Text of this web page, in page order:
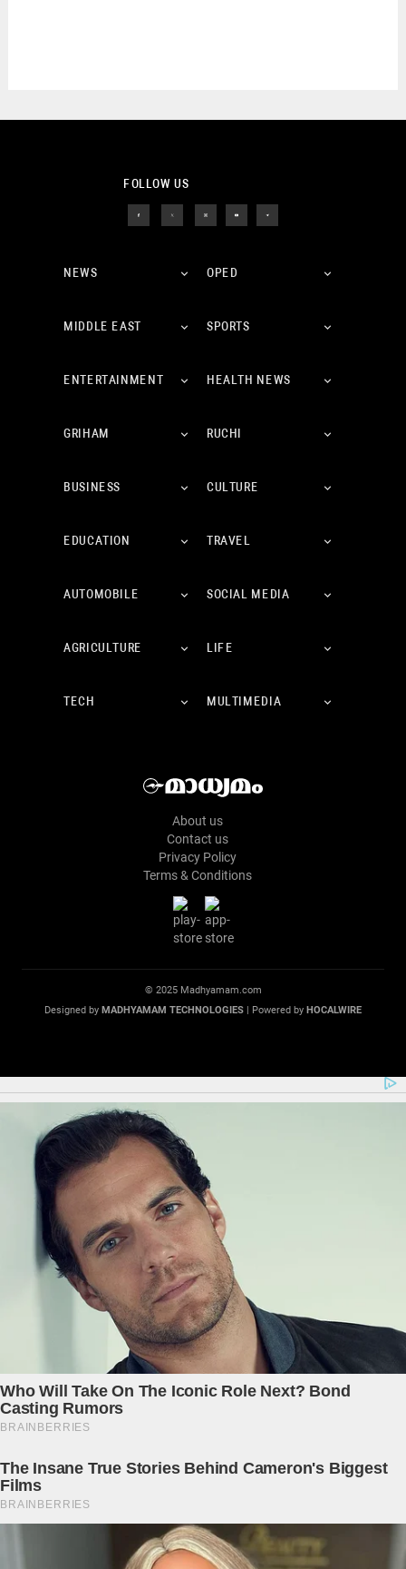
FOLLOW US
NEWS OPED
MIDDLE EAST SPORTS
ENTERTAINMENT HEALTH NEWS
GRIHAM RUCHI
BUSINESS CULTURE
EDUCATION TRAVEL
AUTOMOBILE SOCIAL MEDIA
AGRICULTURE LIFE
TECH MULTIMEDIA
About us
Contact us
Privacy Policy
Terms & Conditions
© 2025 Madhyamam.com
Designed by MADHYAMAM TECHNOLOGIES | Powered by HOCALWIRE